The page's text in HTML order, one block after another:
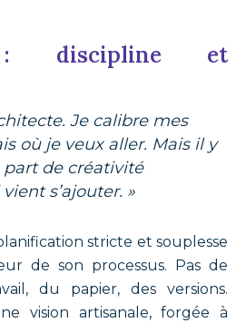
: discipline et
Je calibre mes
où je veux aller. Mais il y
de créativité
s’ajouter. »
stricte et souplesse
de son processus. Pas de
du papier, des versions.
vision artisanale, forgée à